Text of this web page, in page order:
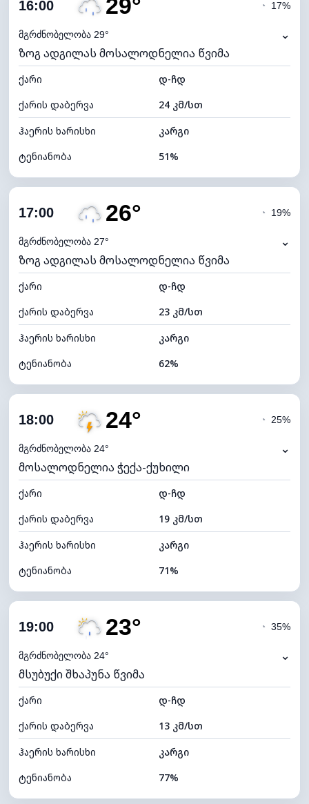
ნამის წერტილი
ხილვადობა
9 კმ
განათების ინდექსი 7 (ნათელი)
ღრუბლის სიმაღლე 9600 მ
16:00 29°
მგრძნობელობა 29°
◔ 17%
⌄
ზოგ ადგილას მოსალოდნელია წვიმა
ქარი
დ-ჩდ
ქარის დაბერვა
24 კმ/სთ
ჰაერის ხარისხი
კარგი
ტენიანობა
51%
ღრუბლიანობა
ნამის წერტილი
ხილვადობა
10 კმ
განათების ინდექსი 4 (მკრთალი)
ღრუბლის სიმაღლე 5760 მ
17:00 26°
მგრძნობელობა 27°
◔ 19%
⌄
ზოგ ადგილას მოსალოდნელია წვიმა
ქარი
დ-ჩდ
ქარის დაბერვა
23 კმ/სთ
ჰაერის ხარისხი
კარგი
ტენიანობა
62%
ღრუბლიანობა
ნამის წერტილი
ხილვადობა
10 კმ
განათების ინდექსი 4 (მკრთალი)
ღრუბლის სიმაღლე 5200 მ
18:00 24°
მგრძნობელობა 24°
◔ 25%
⌄
მოსალოდნელია ჭექა-ქუხილი
ქარი
დ-ჩდ
ქარის დაბერვა
19 კმ/სთ
ჰაერის ხარისხი
კარგი
ტენიანობა
71%
ღრუბლიანობა
ნამის წერტილი
ხილვადობა
განათების ინდექსი 4 (მკრთალი)
ღრუბლის სიმაღლე 5280 მ
19:00 23°
მგრძნობელობა 24°
◔ 35%
⌄
მსუბუქი შხაპუნა წვიმა
ქარი
დ-ჩდ
ქარის დაბერვა
13 კმ/სთ
ჰაერის ხარისხი
კარგი
ტენიანობა
77%